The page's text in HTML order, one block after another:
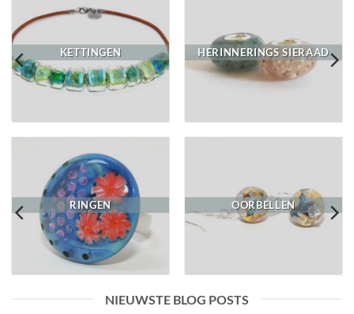
KETTINGEN HERINNERINGS SIERAAD
RINGEN OORBELLEN
NIEUWSTE BLOG POSTS